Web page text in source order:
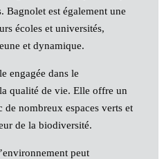
Bagnolet est également une
écoles et universités,
et dynamique.
engagée dans le
qualité de vie. Elle offre un
de nombreux espaces verts et
de la biodiversité.
peut